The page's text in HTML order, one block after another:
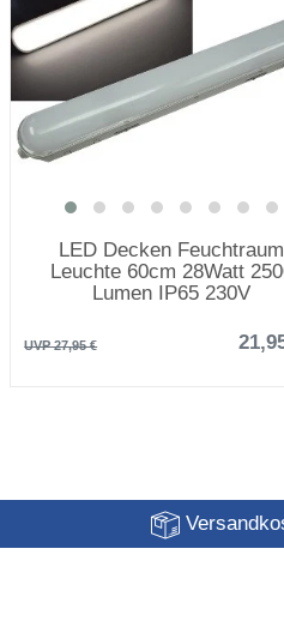
LED Decken Feuchtraum
Leuchte 60cm 28Watt
Lumen IP65 230V
UVP 27,95 €